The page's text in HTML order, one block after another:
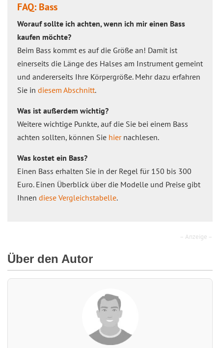
FAQ: Bass
Worauf sollte ich achten, wenn ich mir einen Bass
kaufen möchte?
Beim Bass kommt es auf die Größe an! Damit ist
einerseits die Länge des Halses am Instrument gemeint
und andererseits Ihre Körpergröße. Mehr dazu erfahren
Sie in diesem Abschnitt.
Was ist außerdem wichtig?
Weitere wichtige Punkte, auf die Sie bei einem Bass
achten sollten, können Sie hiernachlesen.
Was kostet ein Bass?
Einen Bass erhalten Sie in der Regel für 150 bis 300
Euro. Einen Überblick über die Modelle und Preise gibt
Ihnen diese Vergleichstabelle.
– Anzeige –
Über den Autor